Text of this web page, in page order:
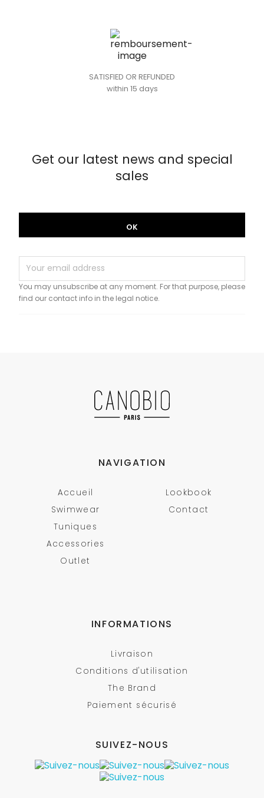
SATISFIED OR REFUNDED
within 15 days
Get our latest news and special
sales
You may unsubscribe at any moment. For that purpose, please
find our contact info in the legal notice.
NAVIGATION
Accueil
Swimwear
Tuniques
Accessories
Outlet
Lookbook
Contact
INFORMATIONS
Livraison
Conditions d'utilisation
The Brand
Paiement sécurisé
SUIVEZ-NOUS